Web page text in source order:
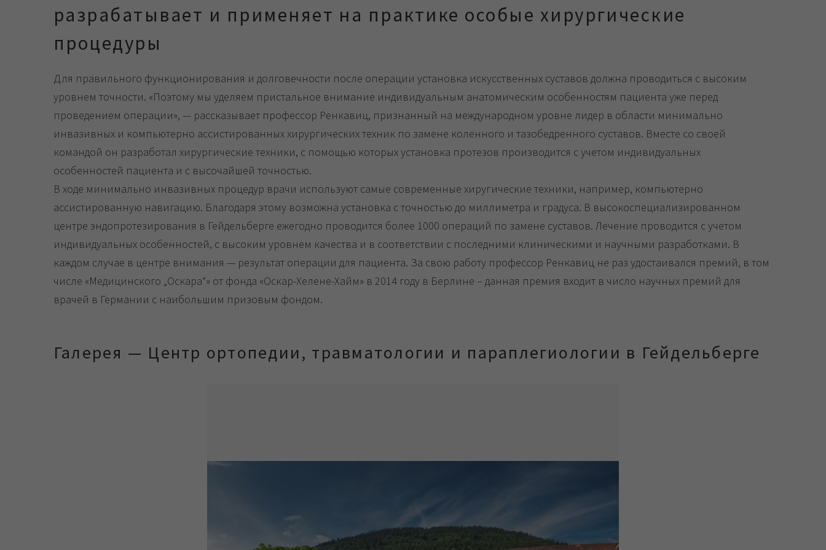
разрабатывает и применяет на практике особые хирургические
процедуры
Для правильного функционирования и долговечности после операции установка искусственных суставов должна проводиться с высоким
уровнем точности. «‎Поэтому мы уделяем пристальное внимание индивидуальным анатомическим особенностям пациента уже перед
проведением операции», — рассказывает профессор Ренкавиц, признанный на международном уровне лидер в области минимально
инвазивных и компьютерно ассистированных хирургических техник по замене коленного и тазобедренного суставов. Вместе со своей
командой он разработал хирургические техники, с помощью которых установка протезов производится с учетом индивидуальных
особенностей пациента и с высочайшей точностью.
В ходе минимально инвазивных процедур врачи используют самые современные хиругические техники, например, компьютерно
ассистированную навигацию. Благодаря этому возможна установка с точностью до миллиметра и градуса. В высокоспециализированном
центре эндопротезирования в Гейдельберге ежегодно проводится более 1000 операций по замене суставов. Лечение проводится с учетом
индивидуальных особенностей, с высоким уровнем качества и в соответствии с последними клиническими и научными разработками. В
каждом случае в центре внимания — результат операции для пациента. За свою работу профессор Ренкавиц не раз удостаивался премий, в том
числе «Медицинского „Оскара“» от фонда «Оскар-Хелене-Хайм» в 2014 году в Берлине – данная премия входит в число научных премий для
врачей в Германии с наибольшим призовым фондом.
Галерея — Центр ортопедии, травматологии и параплегиологии в Гейдельберге